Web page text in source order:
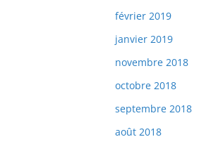
février 2019
janvier 2019
novembre 2018
octobre 2018
septembre 2018
août 2018